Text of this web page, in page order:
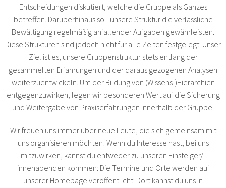
Entscheidungen diskutiert, welche die Gruppe als Ganzes
betreffen. Darüberhinaus soll unsere Struktur die verlässliche
Bewältigung regelmäßig anfallender Aufgaben gewährleisten.
Diese Strukturen sind jedoch nicht für alle Zeiten festgelegt. Unser
Ziel ist es, unsere Gruppenstruktur stets entlang der
gesammelten Erfahrungen und der daraus gezogenen Analysen
weiterzuentwickeln. Um der Bildung von (Wissens-)Hierarchien
entgegenzuwirken, legen wir besonderen Wert auf die Sicherung
und Weitergabe von Praxiserfahrungen innerhalb der Gruppe.
Wir freuen uns immer über neue Leute, die sich gemeinsam mit
uns organisieren möchten! Wenn du Interesse hast, bei uns
mitzuwirken, kannst du entweder zu unseren Einsteiger/​-​
innenabenden kommen: Die Termine und Orte werden auf
unserer Homepage veröffentlicht. Dort kannst du uns in